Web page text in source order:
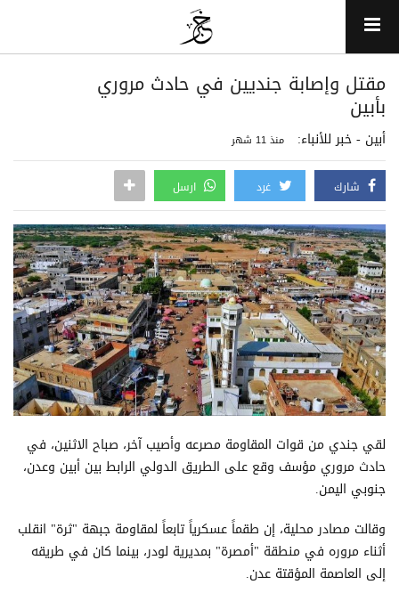
مقتل وإصابة جنديين في حادث مروري
بأبين
أبين - خبر للأنباء: منذ 11 شهر
شارك غرد ارسل
لقي جندي من قوات المقاومة مصرعه وأصيب آخر، صباح الاثنين، في
حادث مروري مؤسف وقع على الطريق الدولي الرابط بين أبين وعدن،
جنوبي اليمن.
وقالت مصادر محلية، إن طقماً عسكرياً تابعاً لمقاومة جبهة "ثرة" انقلب
أثناء مروره في منطقة "أمصرة" بمديرية لودر، بينما كان في طريقه
إلى العاصمة المؤقتة عدن.